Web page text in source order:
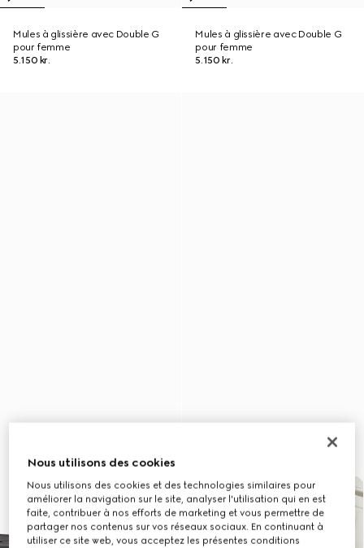
Mules à glissière avec Double G
pour femme
5.150 kr.
Mules à glissière avec Double G
pour femme
5.150 kr.
Nous utilisons des cookies
Nous utilisons des cookies et des technologies similaires pour
améliorer la navigation sur le site, analyser l'utilisation qui en est
faite, contribuer à nos efforts de marketing et vous permettre de
partager nos contenus sur vos réseaux sociaux. En continuant à
utiliser ce site web, vous acceptez les présentes conditions